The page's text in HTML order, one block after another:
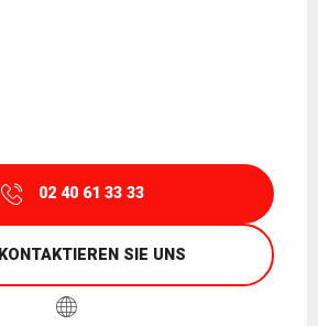
02 40 61 33 33
KONTAKTIEREN SIE UNS